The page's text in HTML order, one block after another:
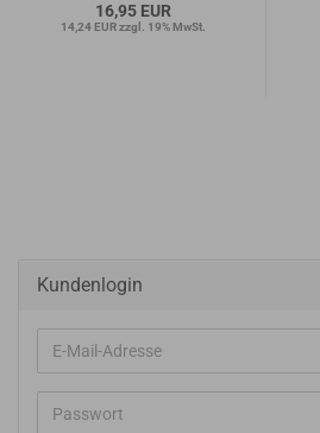
16,95 EUR
14,24 EUR zzgl. 19% MwSt.
Kundenlogin
E-
Mail-
Adresse
Passwort